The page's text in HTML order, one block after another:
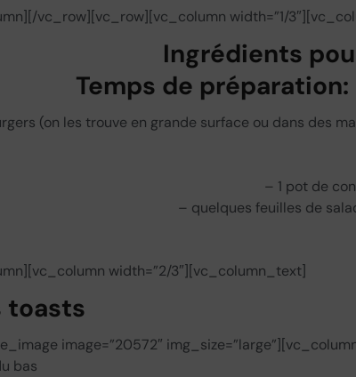
vc_row][vc_row][vc_column width=”1/
Ingrédients
Temps de
(on les trouve en grande surface ou dans des
– 1 pot de
– quelques feuilles de
width=”2/3″][vc_column_text]
toasts
image=”20572″
bas